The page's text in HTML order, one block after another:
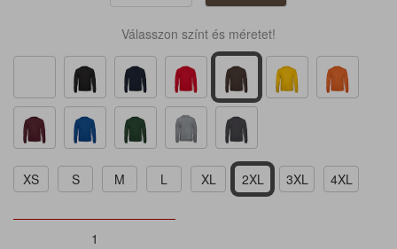
Válasszon színt és méretet!
XS S M L XL 2XL 3XL 4XL